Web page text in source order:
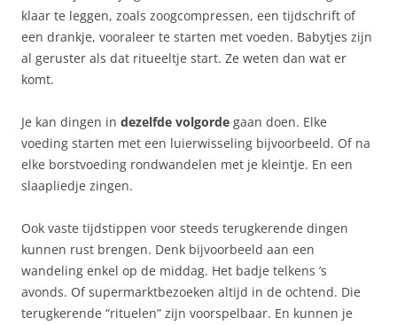
klaar te leggen, zoals zoogcompressen, een tijdschrift of
een drankje, vooraleer te starten met voeden. Babytjes zijn
al geruster als dat ritueeltje start. Ze weten dan wat er
komt.
Je kan dingen in dezelfde volgorde gaan doen. Elke
voeding starten met een luierwisseling bijvoorbeeld. Of na
elke borstvoeding rondwandelen met je kleintje. En een
slaapliedje zingen.
Ook vaste tijdstippen voor steeds terugkerende dingen
kunnen rust brengen. Denk bijvoorbeeld aan een
wandeling enkel op de middag. Het badje telkens ’s
avonds. Of supermarktbezoeken altijd in de ochtend. Die
terugkerende “rituelen” zijn voorspelbaar. En kunnen je